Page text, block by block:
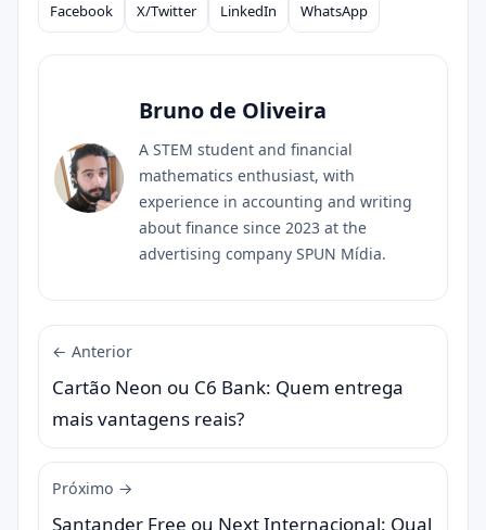
Compartilhar
Facebook X/Twitter LinkedIn WhatsApp
Bruno de Oliveira
A STEM student and financial
mathematics enthusiast, with
experience in accounting and writing
about finance since 2023 at the
advertising company SPUN Mídia.
← Anterior
Cartão Neon ou C6 Bank: Quem entrega
mais vantagens reais?
Próximo →
Santander Free ou Next Internacional: Qual